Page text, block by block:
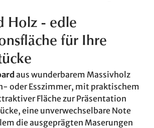
Holz - edle
für Ihre
aus wunderbarem Massivholz
oder Esszimmer, mit praktischem
Fläche zur Präsentation
eine unverwechselbare Note
die ausgeprägten Maserungen